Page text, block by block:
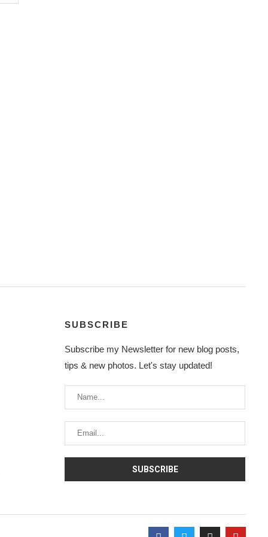
SUBSCRIBE
Subscribe my Newsletter for new blog posts,
tips & new photos. Let's stay updated!